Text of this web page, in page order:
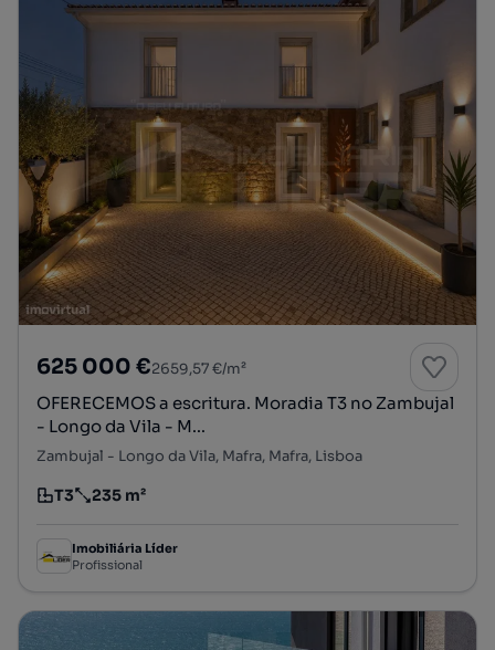
625 000 €2659,57 €/m²
OFERECEMOS a escritura. Moradia T3 no Zambujal
- Longo da Vila - M...
Zambujal - Longo da Vila, Mafra, Mafra, Lisboa
Tipologia
T3
Preço por metro quadrado
235 m²
Imobiliária Líder
Profissional